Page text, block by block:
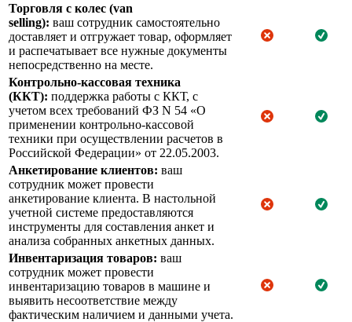
Торговля с колес (van
selling): ваш сотрудник самостоятельно
доставляет и отгружает товар, оформляет
и распечатывает все нужные документы
непосредственно на месте.
Контрольно-кассовая техника
(ККТ): поддержка работы с ККТ, с
учетом всех требований ФЗ N 54 «О
применении контрольно-кассовой
техники при осуществлении расчетов в
Российской Федерации» от 22.05.2003.
Анкетирование клиентов: ваш
сотрудник может провести
анкетирование клиента. В настольной
учетной системе предоставляются
инструменты для составления анкет и
анализа собранных анкетных данных.
Инвентаризация товаров: ваш
сотрудник может провести
инвентаризацию товаров в машине и
выявить несоответствие между
фактическим наличием и данными учета.